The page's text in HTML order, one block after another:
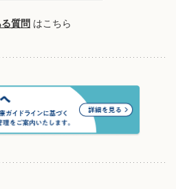
質問 はこちら